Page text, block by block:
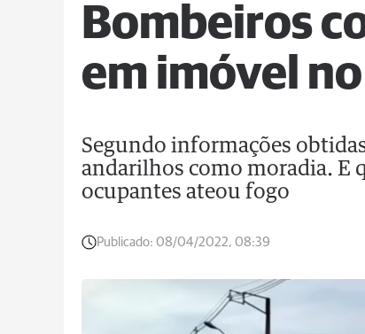
Bombeiros
em imóvel
Segundo informações
andarilhos como moradia. E
ocupantes ateou fogo
Publicado: 08/04/2022, 08:39